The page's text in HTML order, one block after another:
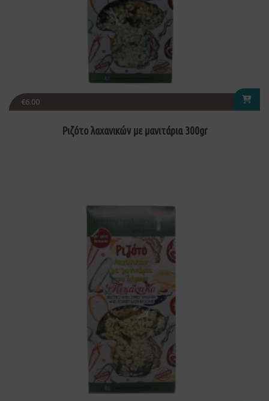
€6.00
Ριζότο λαχανικών με μανιτάρια 300gr